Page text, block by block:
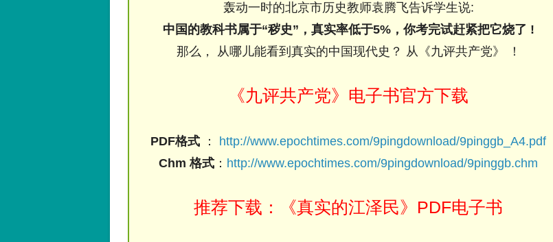
轰动一时的北京市历史教师袁腾飞告诉学生说:
中国的教科书属于“秽史”，真实率低于5%，你考完试赶紧把它烧了 !
那么， 从哪儿能看到真实的中国现代史？ 从《九评共产党》 ！
《九评共产党》电子书官方下载
PDF格式 ： http://www.epochtimes.com/9pingdownload/9pinggb_A4.pdf
Chm 格式 ： http://www.epochtimes.com/9pingdownload/9pinggb.chm
推荐下载：《真实的江泽民》PDF电子书